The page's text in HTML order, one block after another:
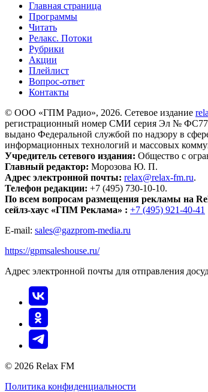
Главная страница
Программы
Читать
Релакс. Потоки
Рубрики
Акции
Плейлист
Вопрос-ответ
Контакты
© ООО «ГПМ Радио», 2026. Сетевое издание
регистрационный номер СМИ серия Эл № ФС77-
выдано Федеральной службой по надзору в
информационных технологий и массовых
Учредитель сетевого издания: Общество с
Главный редактор: Морозова Ю. П.
Адрес электронной почты: relax@relax-fm.ru.
Телефон редакции: +7 (495) 730-10-10.
По всем вопросам размещения рекламы на
сейлз-хаус «ГПМ Реклама» : +7 (495) 921-40-41
E-mail: sales@gazprom-media.ru
https://gpmsaleshouse.ru/
Адрес электронной почты для отправления
© 2026 Relax FM
Политика конфиденциальности